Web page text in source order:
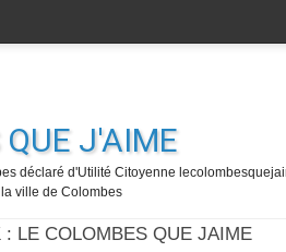
QUE J'AIME
déclaré d'Utilité Citoyenne
ville de Colombes
: LE COLOMBES QUE JAIME